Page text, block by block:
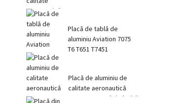
Placă de tablă de
aluminiu Aviation 7075
T6 T651 T7451
Placă de aluminiu de
calitate aeronautică
7075, structură de înaltă